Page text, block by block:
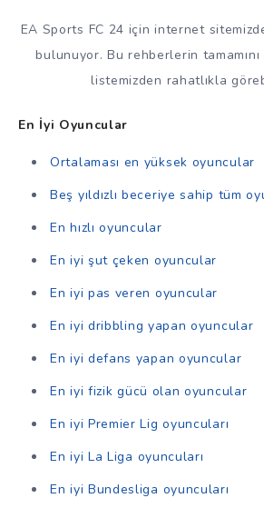
EA Sports FC 24 için internet
bulunuyor. Bu rehberlerin tamamını
listemizden rahatlıkla
En İyi Oyuncular
Ortalaması en yüksek oyuncular
Beş yıldızlı beceriye sahip tüm
En hızlı oyuncular
En iyi şut çeken oyuncular
En iyi pas veren oyuncular
En iyi dribbling yapan oyuncular
En iyi defans yapan oyuncular
En iyi fizik gücü olan oyuncular
En iyi Premier Lig oyuncuları
En iyi La Liga oyuncuları
En iyi Bundesliga oyuncuları